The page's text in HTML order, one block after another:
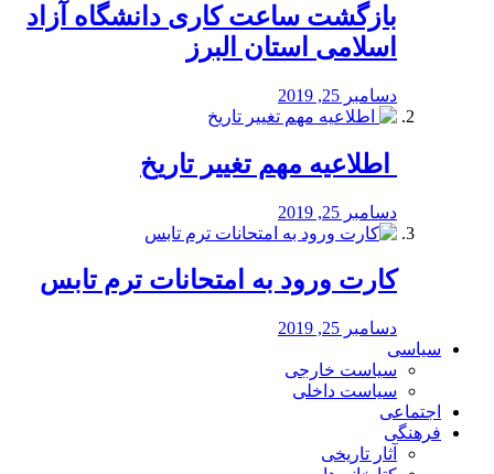
بازگشت ساعت کاری دانشگاه آزاد
اسلامی استان البرز
دسامبر 25, 2019
️ اطلاعیه مهم تغییر تاریخ
دسامبر 25, 2019
کارت ورود به امتحانات ترم تابس
دسامبر 25, 2019
سیاسی
سیاست خارجی
سیاست داخلی
اجتماعی
فرهنگی
آثار تاریخی